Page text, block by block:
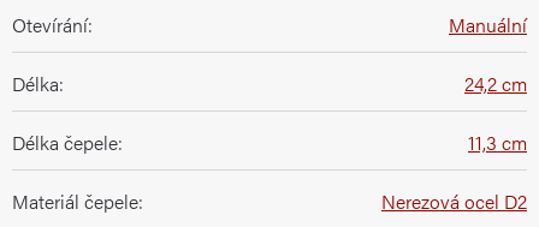
Otevírání: Manuální
Délka: 24,2 cm
Délka čepele: 11,3 cm
Materiál čepele: Nerezová ocel D2